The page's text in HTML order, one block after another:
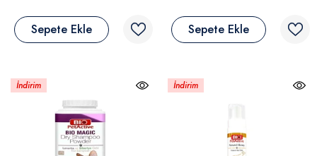
Sepete Ekle Sepete Ekle
İndirim İndirim